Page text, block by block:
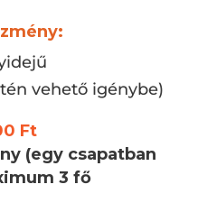
vehető igénybe)
Ft
(egy csapatban
3 fő